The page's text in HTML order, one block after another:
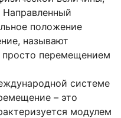
положение
называют
перемещением
системе
– это
модулем